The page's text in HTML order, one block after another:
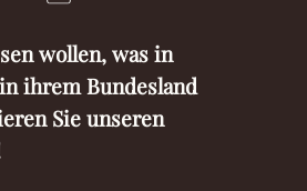
wollen, was in
ihrem Bundesland
Sie unseren